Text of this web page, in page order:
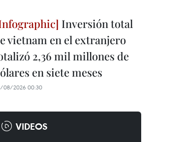
Inversión total
vietnam en el extranjero
2,36 mil millones de
en siete meses
08/2026 00:30
VIDEOS